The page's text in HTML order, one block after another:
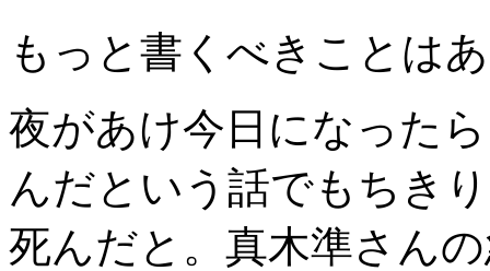
もっと書くべきことは
夜があけ今日になった
んだという話でもちき
死んだと。真木準さん